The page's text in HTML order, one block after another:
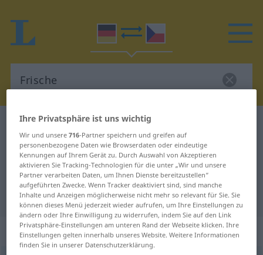
Deutsch-Tschechisch Wörterbuch
Deutsch-Tschechisch Übersetzung
für "Frische"
"Frische" Tschechisch Übersetzung
„Frische“: feminin
Ihre Privatsphäre ist uns wichtig
Wir und unsere716-Partner speichern und greifen auf
personenbezogene Daten wie Browserdaten oder eindeutige
Kennungen auf Ihrem Gerät zu. Durch Auswahl von Akzeptieren
aktivieren Sie Tracking-Technologien für die unter „Wir und unsere
Partner verarbeiten Daten, um Ihnen Dienste bereitzustellen“
aufgeführten Zwecke. Wenn Tracker deaktiviert sind, sind manche
Inhalte und Anzeigen möglicherweise nicht mehr so relevant für Sie. Sie
können dieses Menü jederzeit wieder aufrufen, um Ihre Einstellungen zu
ändern oder Ihre Einwilligung zu widerrufen, indem Sie auf den Link
Privatsphäre-Einstellungen am unteren Rand der Webseite klicken. Ihre
Einstellungen gelten innerhalb unseres Website. Weitere Informationen
finden Sie in unserer Datenschutzerklärung.